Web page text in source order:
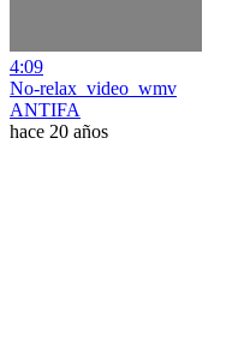
4:09
No-relax_video_wmv
ANTIFA
hace 20 años